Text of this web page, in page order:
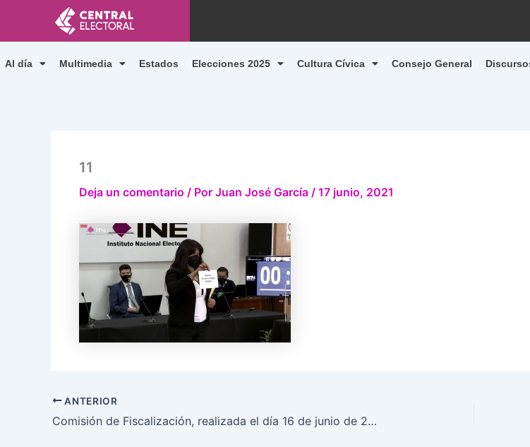
contenido
Al día Multimedia Estados Elecciones 2025 Cultura Cívica Consejo General
11
Deja un comentario / Por Juan José García / 17 junio, 2021
ANTERIOR
Comisión de Fiscalización, realizada el día 16 de junio de 2021.